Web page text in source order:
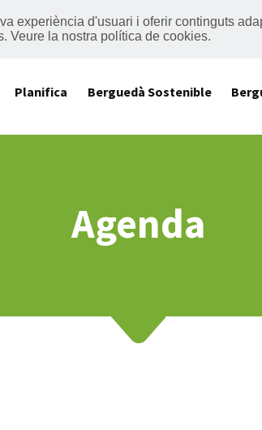
experiència d'usuari i oferir continguts
Veure la nostra política de cookies.
Planifica Berguedà Sostenible
Agenda